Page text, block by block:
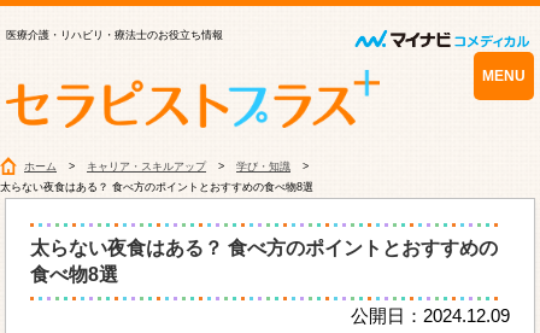
医療介護・リハビリ・療法士のお役立ち情報
MENU
ホーム キャリア・スキルアップ
学び・知識
太らない夜食はある？ 食べ方のポイントとおすすめの食べ物8選
太らない夜食はある？ 食べ方のポイントとおすすめの
食べ物8選
公開日：2024.12.09